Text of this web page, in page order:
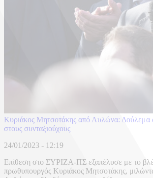
Κυριάκος Μητσοτάκης από Αυλώνα: Δούλεμα
στους συνταξιούχους
24/01/2023 - 12:19
Επίθεση στο ΣΥΡΙΖΑ-ΠΣ εξαπέλυσε με το
πρωθυπουργός Κυριάκος Μητσοτάκης,